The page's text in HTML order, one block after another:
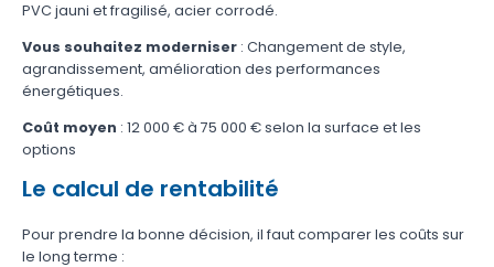
PVC jauni et fragilisé, acier corrodé.
Vous souhaitez moderniser: Changement de style,
agrandissement, amélioration des performances
énergétiques.
Coût moyen : 12 000 € à 75 000 € selon la surface et les
options
Le calcul de rentabilité
Pour prendre la bonne décision, il faut comparer les coûts sur
le long terme :